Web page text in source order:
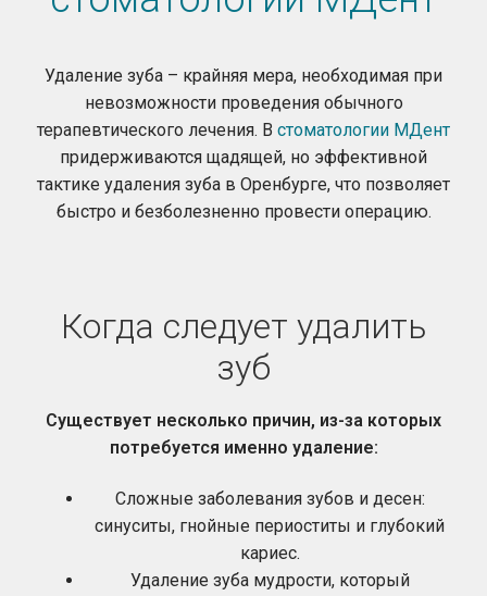
Удаление зуба – крайняя мера, необходимая при
невозможности проведения обычного
терапевтического лечения. В стоматологии МДент
придерживаются щадящей, но эффективной
тактике удаления зуба в Оренбурге, что позволяет
быстро и безболезненно провести операцию.
Когда следует удалить
зуб
Существует несколько причин, из-за которых
потребуется именно удаление:
Сложные заболевания зубов и десен:
синуситы, гнойные периоститы и глубокий
кариес.
Удаление зуба мудрости, который